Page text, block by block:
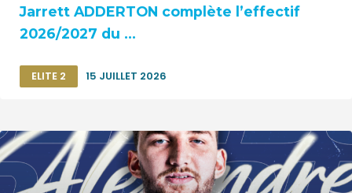
Jarrett ADDERTON complète l’effectif
2026/2027 du ...
ELITE 2 15 JUILLET 2026